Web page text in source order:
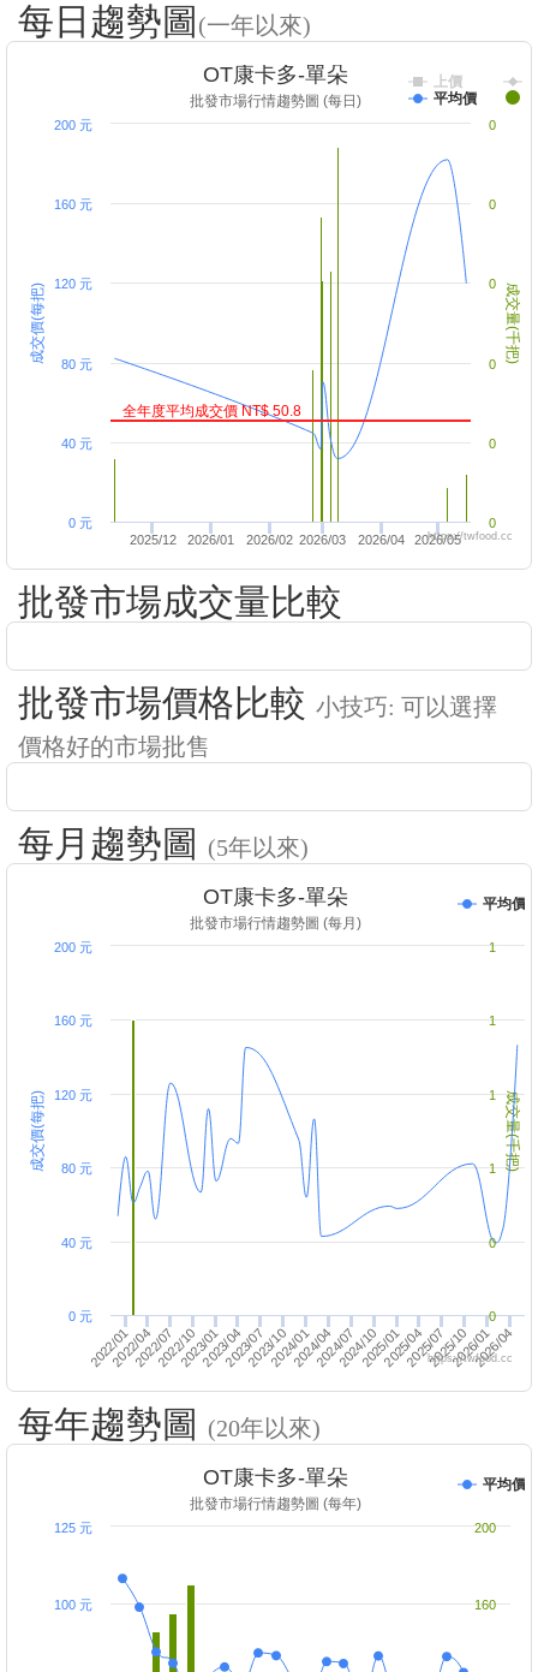
每日趨勢圖 (一年以來)
成交價(每把) 成交量(千把)
OT康卡多-單朵
批發市場行情趨勢圖 (每日)
上價
平均價
2025/12 2026/01 2026/02 2026/03 2026/04 2026/05
0 元
40 元
80 元
120 元
160 元
200 元
0
0
0
0
0
0
https://twfood.cc
全年度平均成交價 NT$ 50.8
批發市場成交量比較
批發市場價格比較 小技巧: 可以選擇
價格好的市場批售
每月趨勢圖 (5年以來)
成交價(每把) 成交量(千把)
OT康卡多-單朵
批發市場行情趨勢圖 (每月)
平均價
2022/012022/042022/072022/102023/012023/042023/072023/102024/012024/042024/072024/102025/012025/042025/072025/102026/012026/04
0 元
40 元
80 元
120 元
160 元
200 元
0
0
1
1
1
1
https://twfood.cc
每年趨勢圖 (20年以來)
OT康卡多-單朵
批發市場行情趨勢圖 (每年)
平均價
100 元
125 元
160
200